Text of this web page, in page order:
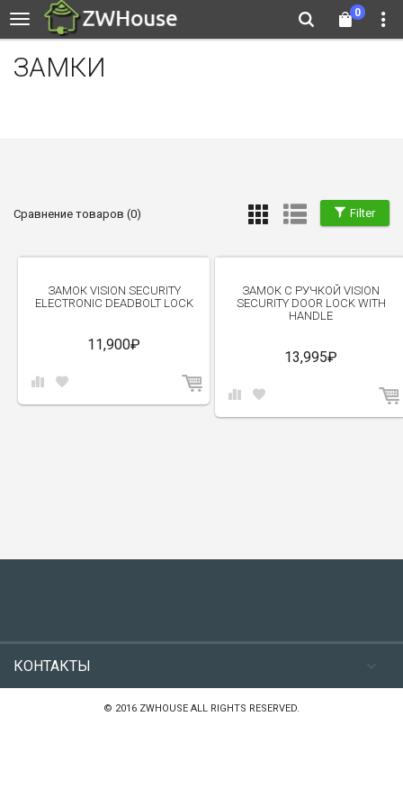
0
ЗАМКИ
Filter
Сравнение товаров (0)
ЗАМОК VISION SECURITY
ELECTRONIC DEADBOLT LOCK
11,900₽
ЗАМОК С РУЧКОЙ VISION
SECURITY DOOR LOCK WITH
HANDLE
13,995₽
КОНТАКТЫ
© 2016 ZWHOUSE ALL RIGHTS RESERVED.